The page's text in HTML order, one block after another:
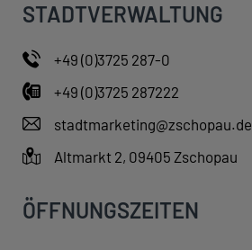
STADTVERWALTUNG
+49 (0)3725 287-0
+49 (0)3725 287222
stadtmarketing@zschopau.de
Altmarkt 2, 09405 Zschopau
ÖFFNUNGSZEITEN